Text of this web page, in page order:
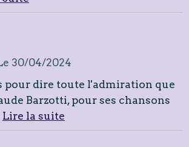
30/04/2024
pour dire toute l'admiration que
Barzotti, pour ses chansons
Lire la suite